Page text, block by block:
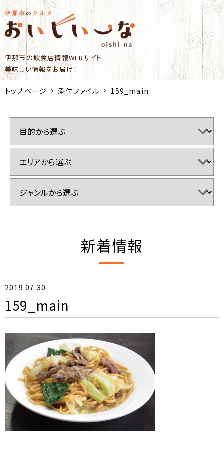
伊那市の飲食店情報WEBサイト
美味しい情報をお届け！
トップページ 添付ファイル 159_main
新着情報
2019.07.30
159_main